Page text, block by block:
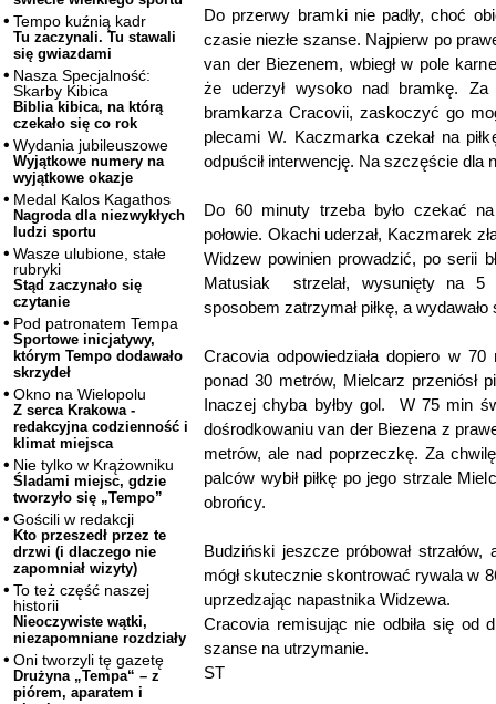
Tempo kuźnią kadr
Tu zaczynali. Tu stawali
się gwiazdami
Nasza Specjalność:
Skarby Kibica
Biblia kibica, na którą
czekało się co rok
Wydania jubileuszowe
Wyjątkowe numery na
wyjątkowe okazje
Medal Kalos Kagathos
Nagroda dla niezwykłych
ludzi sportu
Wasze ulubione, stałe
rubryki
Stąd zaczynało się
czytanie
Pod patronatem Tempa
Sportowe inicjatywy,
którym Tempo dodawało
skrzydeł
Okno na Wielopolu
Z serca Krakowa -
redakcyjna codzienność i
klimat miejsca
Nie tylko w Krążowniku
Śladami miejsc, gdzie
tworzyło się „Tempo”
Gościli w redakcji
Kto przeszedł przez te
drzwi (i dlaczego nie
zapomniał wizyty)
To też część naszej
historii
Nieoczywiste wątki,
niezapomniane rozdziały
Oni tworzyli tę gazetę
Drużyna „Tempa“ – z
piórem, aparatem i
Do przerwy bramki nie padły, choć
czasie niezłe szanse. Najpierw po
van der Biezenem, wbiegł w pole
że uderzył wysoko nad bramkę. Za
bramkarza Cracovii, zaskoczyć go
plecami W. Kaczmarka czekał na
odpuścił interwencję. Na szczęście dla
Do 60 minuty trzeba było czekać
połowie. Okachi uderzał, Kaczmarek
Widzew powinien prowadzić, po serii
Matusiak strzelał, wysunięty na 5
sposobem zatrzymał piłkę, a
Cracovia odpowiedziała dopiero w
ponad 30 metrów, Mielcarz przeniósł
Inaczej chyba byłby gol. W 75 min
dośrodkowaniu van der Biezena z
metrów, ale nad poprzeczkę. Za
palców wybił piłkę po jego strzale
obrońcy.
Budziński jeszcze próbował
mógł skutecznie skontrować rywala w
uprzedzając napastnika Widzewa.
Cracovia remisując nie odbiła się od
szanse na utrzymanie.
ST